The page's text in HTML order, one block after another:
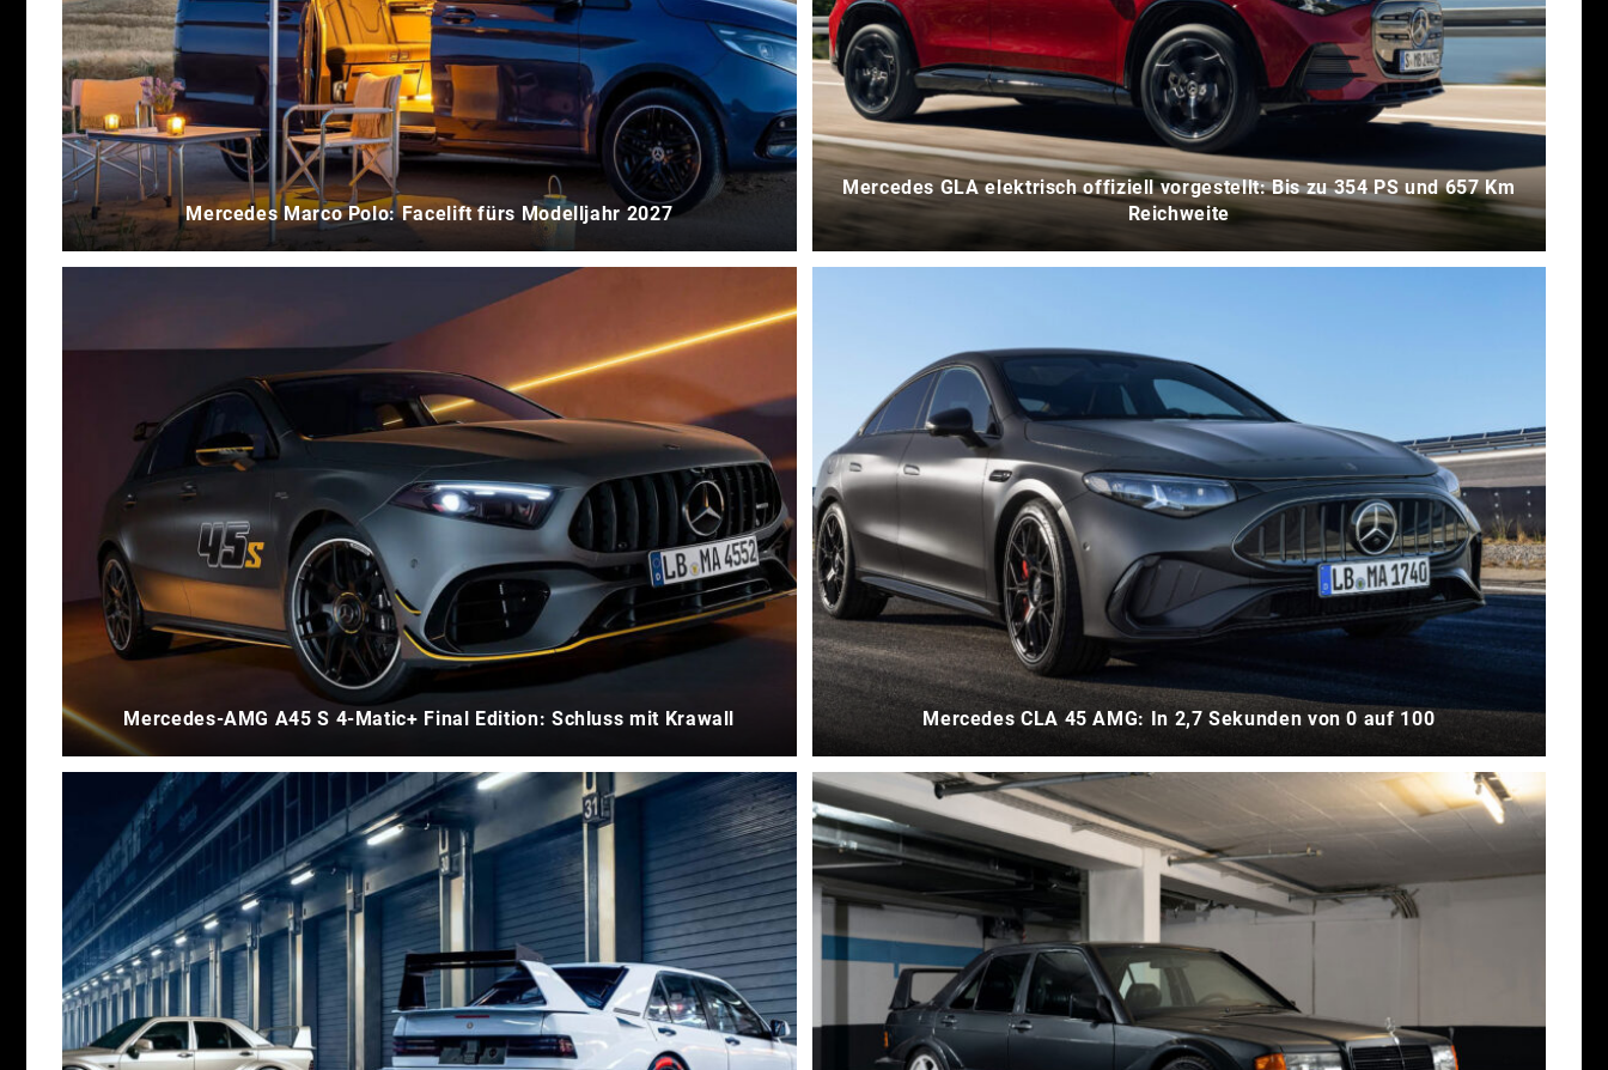
Mercedes Marco Polo: Facelift fürs Modelljahr 2027
Mercedes GLA elektrisch offiziell vorgestellt: Bis zu 354 PS und 657 Km
Reichweite
Mercedes-AMG A45 S 4-Matic+ Final Edition: Schluss mit Krawall Mercedes CLA 45 AMG: In 2,7 Sekunden von 0 auf 100